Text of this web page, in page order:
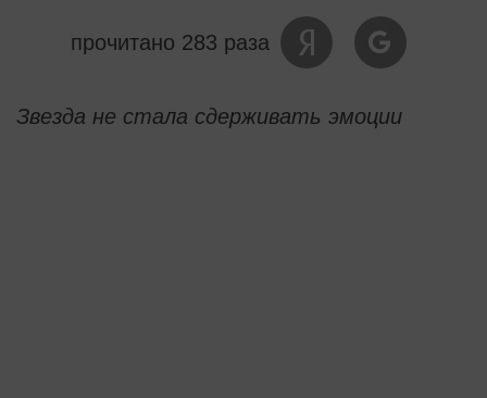
прочитано 283 раза
Звезда не стала сдерживать эмоции